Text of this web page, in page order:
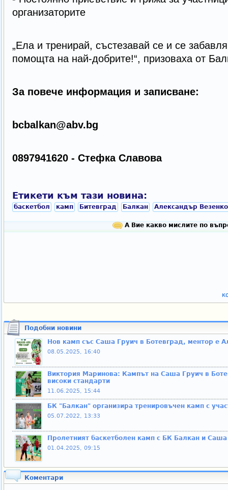
организаторите
„Ела и тренирай, състезавай се и се
помощта на най-добрите!“, призоваха от
За повече информация и записване:
bcbalkan@abv.bg
0897941620 - Стефка Славова
Етикети към тази новина:
баскетбол камп Битевград Балкан Александър
А Вие какво мислите по
Подобни новини
Нов камп със Саша Груич в Ботевград, ментор е
08.05.2025, 16:40
Виктория Маринова: Кампът на Саша Груич в
високи стандарти
11.06.2025, 15:44
БК "Балкан" организира тренировъчен камп с
05.07.2022, 13:33
Пролетният баскетболен камп с БК Балкан и Саша
01.04.2025, 09:15
Коментари